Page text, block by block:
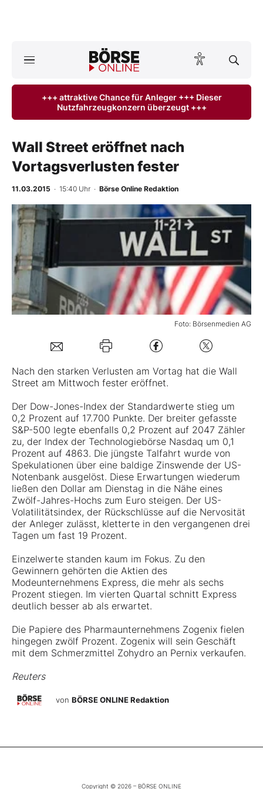
ktuelle Ausgabe BÖRSE ONLINE lesen
Finanz-Check
BO-Musterdepots
Experten
Mein B:O
Kontakt
+++ attraktive Chance für Anleger +++ Dieser
Nutzfahrzeugkonzern überzeugt +++
Wall Street eröffnet nach
Vortagsverlusten fester
11.03.2015 · 15:40 Uhr · Börse Online Redaktion
Foto: Börsenmedien AG
Nach den starken Verlusten am Vortag hat die Wall
Street am Mittwoch fester eröffnet.
Der Dow-Jones-Index der Standardwerte stieg um
0,2 Prozent auf 17.700 Punkte. Der breiter gefasste
S&P-500 legte ebenfalls 0,2 Prozent auf 2047 Zähler
zu, der Index der Technologiebörse Nasdaq um 0,1
Prozent auf 4863. Die jüngste Talfahrt wurde von
Spekulationen über eine baldige Zinswende der US-
Notenbank ausgelöst. Diese Erwartungen wiederum
ließen den Dollar am Dienstag in die Nähe eines
Zwölf-Jahres-Hochs zum Euro steigen. Der US-
Volatilitätsindex, der Rückschlüsse auf die Nervosität
der Anleger zulässt, kletterte in den vergangenen drei
Tagen um fast 19 Prozent.
Einzelwerte standen kaum im Fokus. Zu den
Gewinnern gehörten die Aktien des
Modeunternehmens Express, die mehr als sechs
Prozent stiegen. Im vierten Quartal schnitt Express
deutlich besser ab als erwartet.
Die Papiere des Pharmaunternehmens Zogenix fielen
hingegen zwölf Prozent. Zogenix will sein Geschäft
mit dem Schmerzmittel Zohydro an Pernix verkaufen.
Reuters
von BÖRSE ONLINE Redaktion
Copyright © 2026 – BÖRSE ONLINE